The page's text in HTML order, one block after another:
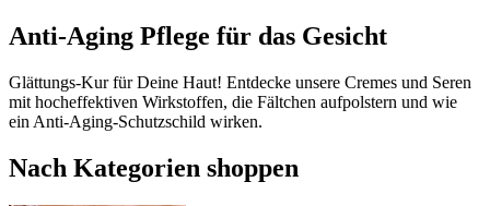
Anti-Aging Pflege für das Gesicht
Glättungs-Kur für Deine Haut! Entdecke unsere Cremes und Seren
mit hocheffektiven Wirkstoffen, die Fältchen aufpolstern und wie
ein Anti-Aging-Schutzschild wirken.
Nach Kategorien shoppen